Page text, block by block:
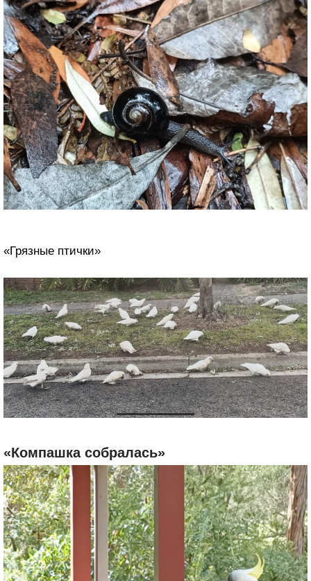
«Грязные птички»
«Компашка собралась»